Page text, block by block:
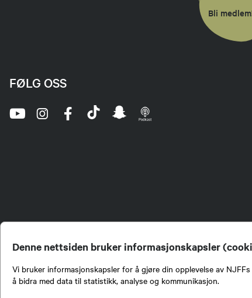
Denne nettsiden bruker informasjonskapsler
Vi bruker informasjonskapsler for å gjøre din opplevelse av
å bidra med data til statistikk, analyse og kommunikasjon.
Bli
FØLG OSS
Norges Jeger- og
formidling av